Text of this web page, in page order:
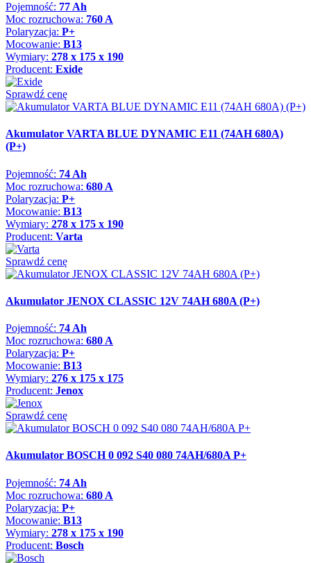
Pojemność: 77 Ah
Moc rozruchowa: 760 A
Polaryzacja: P+
Mocowanie: B13
Wymiary: 278 x 175 x 190
Producent: Exide
Sprawdź cenę
Akumulator VARTA BLUE DYNAMIC E11 (74AH 680A)
(P+)
Pojemność: 74 Ah
Moc rozruchowa: 680 A
Polaryzacja: P+
Mocowanie: B13
Wymiary: 278 x 175 x 190
Producent: Varta
Sprawdź cenę
Akumulator JENOX CLASSIC 12V 74AH 680A (P+)
Pojemność: 74 Ah
Moc rozruchowa: 680 A
Polaryzacja: P+
Mocowanie: B13
Wymiary: 276 x 175 x 175
Producent: Jenox
Sprawdź cenę
Akumulator BOSCH 0 092 S40 080 74AH/680A P+
Pojemność: 74 Ah
Moc rozruchowa: 680 A
Polaryzacja: P+
Mocowanie: B13
Wymiary: 278 x 175 x 190
Producent: Bosch